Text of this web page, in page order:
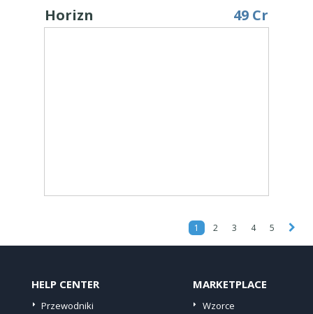
Horizn 49 Cr
1 2 3 4 5
HELP CENTER
Przewodniki
MARKETPLACE
Wzorce